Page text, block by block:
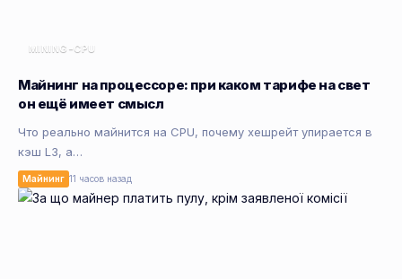
MINING-CPU
Майнинг на процессоре: при каком тарифе на свет
он ещё имеет смысл
Что реально майнится на CPU, почему хешрейт упирается в
кэш L3, а…
Майнинг 11 часов назад